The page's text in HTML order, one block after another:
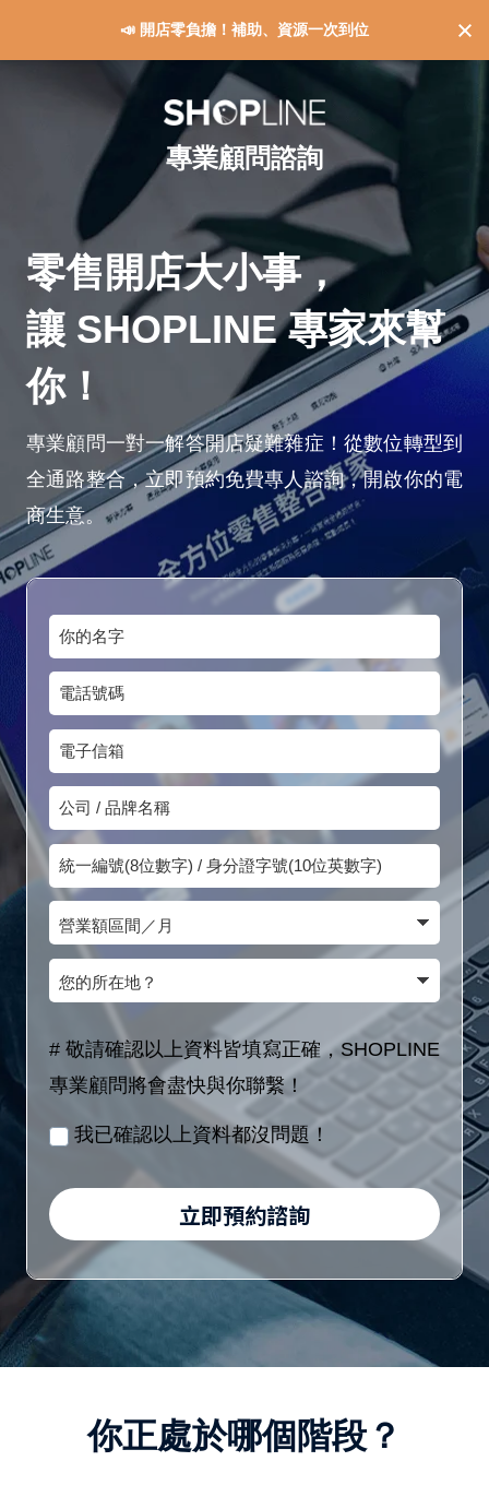
📣 開店零負擔！補助、資源一次到位
專業顧問諮詢
零售開店大小事，
讓 SHOPLINE 專家來幫
你！
專業顧問一對一解答開店疑難雜症！從數位轉型到
全通路整合，立即預約免費專人諮詢，開啟你的電
商生意。
你
的
名
字
電
話
號
碼
電
子
信
箱
公
司
/
品
牌
名
統
一
編
號
(8
/
分
字
營
業
額
間
／
月
您
的
所
在
# 敬請確認以上資料皆填寫正確，SHOPLINE
專業顧問將會盡快與你聯繫！
我已確認以上資料都沒問題！
立即預約諮詢
你正處於哪個階段？